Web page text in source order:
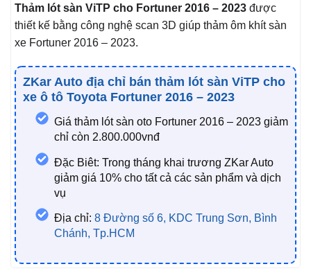
Thảm lót sàn ViTP cho Fortuner 2016 – 2023 được
thiết kế bằng công nghệ scan 3D giúp thảm ôm khít sàn
xe Fortuner 2016 – 2023.
ZKar Auto địa chỉ bán thảm lót sàn ViTP cho
xe ô tô Toyota Fortuner 2016 – 2023
Giá thảm lót sàn oto Fortuner 2016 – 2023 giảm
chỉ còn 2.800.000vnđ
Đặc Biêt: Trong tháng khai trương ZKar Auto
giảm giá 10% cho tất cả các sản phẩm và dịch
vụ
Địa chỉ: 8 Đường số 6, KDC Trung Sơn, Bình
Chánh, Tp.HCM